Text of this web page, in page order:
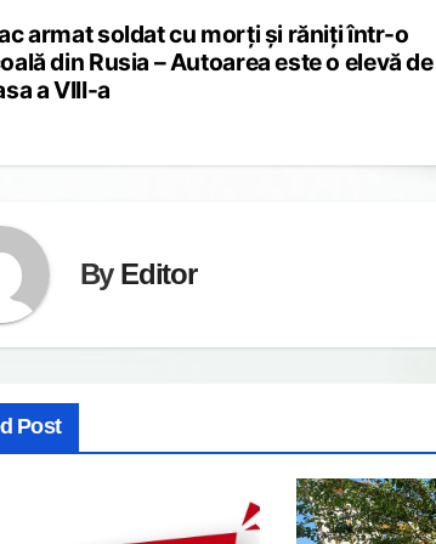
armat soldat cu morți și răniți într-o
din Rusia – Autoarea este o elevă de
a VIII-a
By Editor
Post